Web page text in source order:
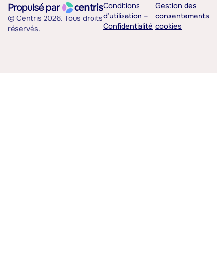
© Centris 2026. Tous droits
réservés.
Conditions
d’utilisation –
Confidentialité
Gestion des
consentements
cookies